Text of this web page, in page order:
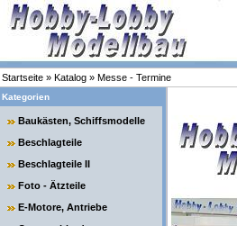
Startseite » Katalog » Messe - Termine
Kategorien
Baukästen, Schiffsmodelle
Beschlagteile
Beschlagteile II
Foto - Ätzteile
E-Motore, Antriebe